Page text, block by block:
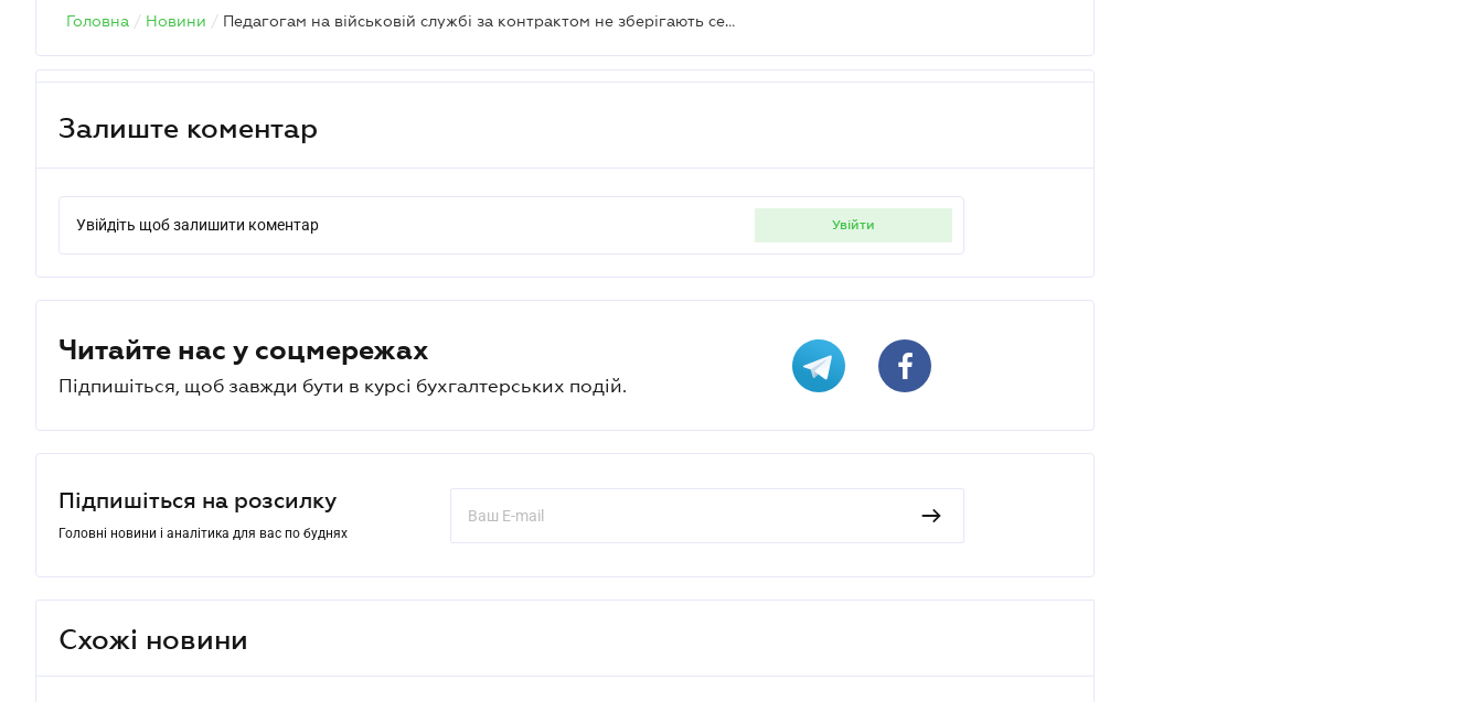
Головна / Новини / Педагогам на військовій службі за контрактом не зберігають середній заробіток – оновлена позиція МОН та Мінекономіки
Залиште коментар
Увійдіть щоб залишити коментар увійти
Читайте нас у соцмережах
Підпишіться, щоб завжди бути в курсі бухгалтерських подій.
Підпишіться на розсилку
Головні новини і аналітика для вас по буднях
Схожі новини